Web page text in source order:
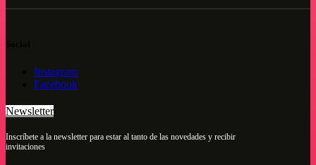
Instagram
Facebook
Newsletter
Inscríbete a la newsletter para estar al tanto de las novedades y recibir
invitaciones